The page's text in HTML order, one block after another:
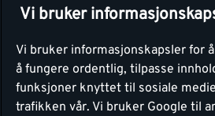
Vi bruker
Vi bruker informasjonskapsler for
å fungere ordentlig, tilpasse
funksjoner knyttet til sosiale
trafikken vår. Vi bruker Google til